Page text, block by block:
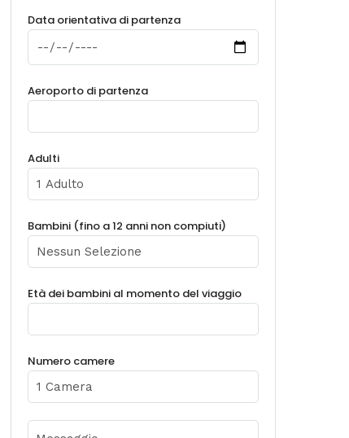
Data orientativa di partenza
Aeroporto di partenza
Adulti
Bambini (fino a 12 anni non compiuti)
Età dei bambini al momento del viaggio
Numero camere